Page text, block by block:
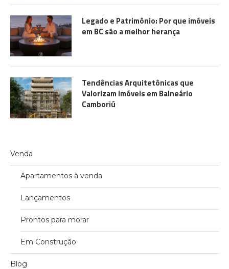
Legado e Patrimônio: Por que imóveis
em BC são a melhor herança
Tendências Arquitetônicas que
Valorizam Imóveis em Balneário
Camboriú
Venda
Apartamentos à venda
Lançamentos
Prontos para morar
Em Construção
Blog